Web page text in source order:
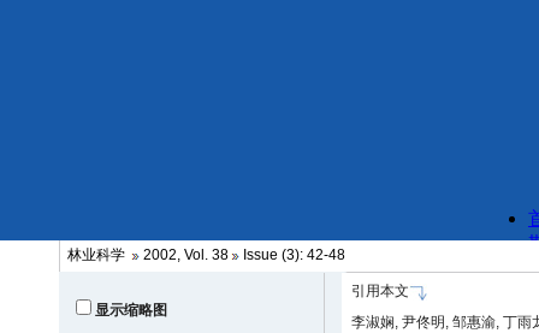
林业科学 2002, Vol. 38 Issue (3): 42-48
显示缩略图
引用本文
李淑娴, 尹佟明, 邹惠渝, 丁